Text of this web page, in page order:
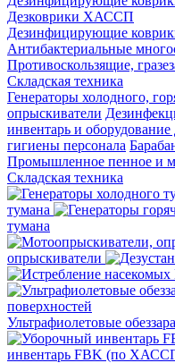
Дезковрики ХАССП
Дезинфицирующие
Антибактериальные
Противоскользящие,
Складская техника
Генераторы холодного,
опрыскиватели
инвентарь и
гигиены персонала
Промышленное пенное и
Складская техника
тумана
тумана
опрыскиватели
Ультрафиолетовые
инвентарь FBK (по